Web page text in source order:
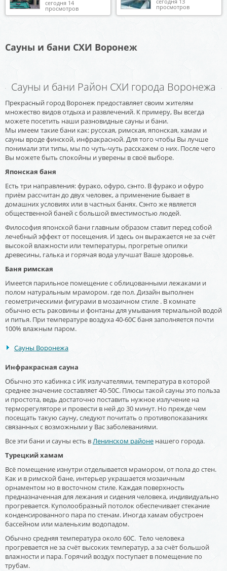
сегодня 14
просмотров просмотров
Сауны и бани СХИ Воронеж
Сауны и бани Район СХИ города Воронежа
Прекрасный город Воронеж предоставляет своим жителям
множество видов отдыха и развлечений. К примеру, Вы всегда
можете посетить наши разновидные сауны и бани.
Мы имеем такие бани как: русская, римская, японская, хамам и
сауны вроде финской, инфракрасной. Для того чтобы Вы лучше
понимали эти типы, мы по чуть-чуть расскажем о них. После чего
Вы можете быть спокойны и уверены в своё выборе.
Японская баня
Есть три направления: фурако, офуро, сэнто. В фурако и офуро
приём рассчитан до двух человек, а применение бывает в
домашних условиях или в частных банях. Сэнто же является
общественной баней с большой вместимостью людей.
Философия японской бани главным образом ставит перед собой
лечебный эффект от посещения. И здесь он выражается не за счёт
высокой влажности или температуры, прогретые опилки
древесины, галька и горячая вода улучшат Ваше здоровье.
Баня римская
Имеется парильное помещение с облицованными лежаками и
полом натуральным мрамором. где пол. Дизайн выполнен
геометрическими фигурами в мозаичном стиле . В комнате
обычно есть раковины и фонтаны для умывания термальной водой
и питья. При температуре воздуха 40-60С баня заполняется почти
100% влажным паром.
Сауны Воронежа
Инфракрасная сауна
Обычно это кабинка с ИК излучателями, температура в которой
среднее значение составляет 40-50С. Плюсы такой сауны это польза
и простота, ведь достаточно поставить нужное излучение на
терморегуляторе и провести в ней до 30 минут. Но прежде чем
посещать такую сауну, следуют почитать о противопоказаниях
связанных с возможными у Вас заболеваниями.
Все эти бани и сауны есть вЛенинском районе нашего города.
Турецкий хамам
Всё помещение изнутри отделывается мрамором, от пола до стен.
Как и в римской бане, интерьер украшается мозаичным
орнаментом но в восточном стиле. Каждая поверхность
предназначенная для лежания и сидения человека, индивидуально
прогревается. Куполообразный потолок обеспечивает стекание
конденсированного пара по стенам. Иногда хамам обустроен
бассейном или маленьким водопадом.
Обычно средняя температура около 60С. Тело человека
прогревается не за счёт высоких температур, а за счёт большой
влажности и пара. Горячий воздух поступает в помещение по
трубам.